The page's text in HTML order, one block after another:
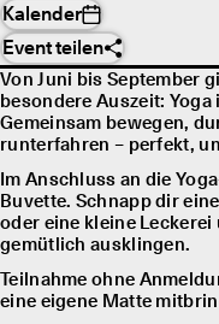
Kalender
Event teilen
Von Juni bis September
besondere Auszeit:
Gemeinsam bewegen,
runterfahren – perfekt,
Im Anschluss an die
Buvette. Schnapp dir
oder eine kleine
gemütlich ausklingen.
Teilnahme ohne
eine eigene Matte